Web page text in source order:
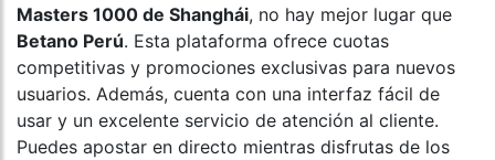
Masters 1000 de Shanghái, no hay mejor lugar que
Betano Perú. Esta plataforma ofrece cuotas
competitivas y promociones exclusivas para nuevos
usuarios. Además, cuenta con una interfaz fácil de
usar y un excelente servicio de atención al cliente.
Puedes apostar en directo mientras disfrutas de los